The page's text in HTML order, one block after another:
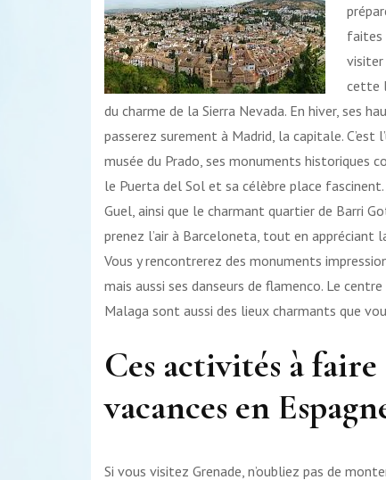
faites
visiter
cette
du charme de la Sierra Nevada. En hiver, ses
passerez surement à Madrid, la capitale.
musée du Prado, ses monuments historiques
le Puerta del Sol et sa célèbre place
Guel, ainsi que le charmant quartier de Barri
prenez l’air à Barceloneta, tout en appréciant
Vous y rencontrerez des monuments
mais aussi ses danseurs de flamenco. Le
Malaga sont aussi des lieux charmants que
Ces activités à
vacances en
Si vous visitez Grenade, n’oubliez pas de